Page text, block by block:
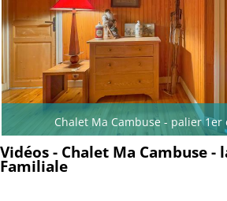
Chalet Ma Cambuse - palier 1er
Vidéos - Chalet Ma Cambuse -
Familiale